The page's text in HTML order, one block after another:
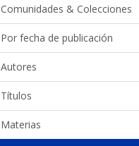
Comunidades & Colecciones
Por fecha de publicación
Autores
Títulos
Materias